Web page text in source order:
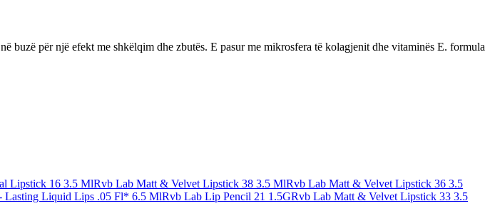
buzë për një efekt me shkëlqim dhe zbutës. E pasur me mikrosfera të kolagjenit dhe vitaminës E. formula
Lipstick 16 3.5 MlRvb Lab Matt & Velvet Lipstick 38 3.5 MlRvb Lab Matt & Velvet Lipstick 36 3.5
Lasting Liquid Lips .05 Fl* 6.5 MlRvb Lab Lip Pencil 21 1.5GRvb Lab Matt & Velvet Lipstick 33 3.5